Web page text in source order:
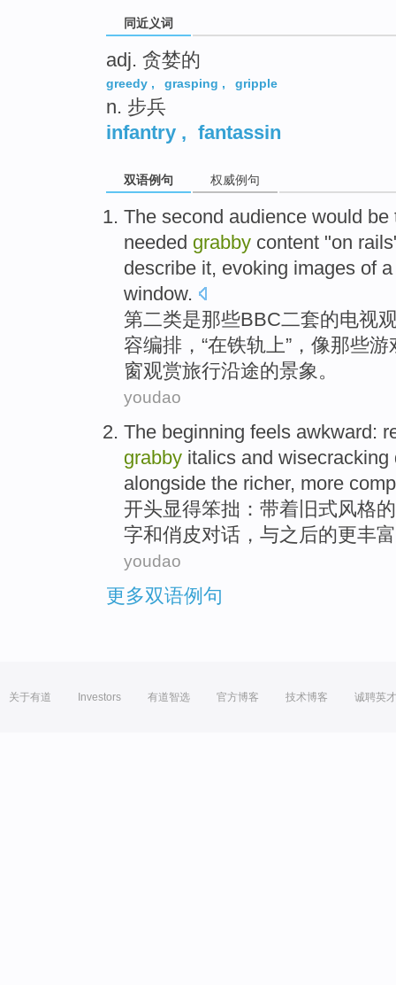
同近义词
adj. 贪婪的
greedy , grasping , gripple
n. 步兵
infantry , fantassin
双语例句 权威例句
The second audience would be
needed grabby content "on rails
describe it, evoking images of a
window.
第二类是那些BBC二套的电视
容编排，“在铁轨上”， 像那些游
窗观赏旅行沿途的景象。
youdao
The beginning feels awkward:
grabby italics and wisecracking
alongside the richer, more
开头显得笨拙：带着 旧式风格的
字和俏皮对话 ， 与之后的更丰富
youdao
更多双语例句
关于有道 Investors 有道智选 官方博客 技术博客 诚聘英才